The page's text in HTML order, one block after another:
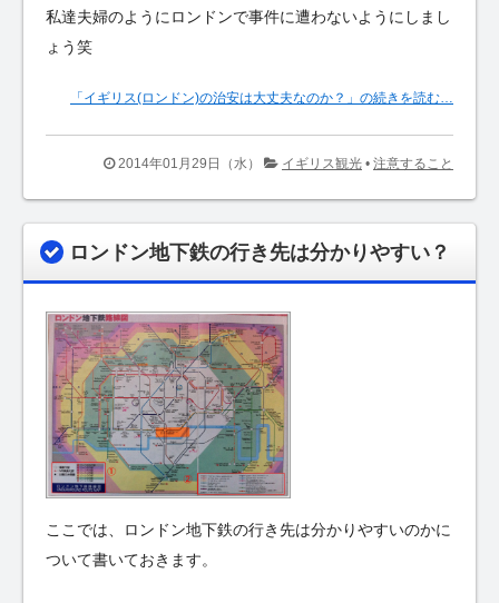
私達夫婦のようにロンドンで事件に遭わないようにしまし
ょう笑
「イギリス(ロンドン)の治安は大丈夫なのか？」の続きを読む…
2014年01月29日（水） イギリス観光 • 注意すること
ロンドン地下鉄の行き先は分かりやすい？
ここでは、ロンドン地下鉄の行き先は分かりやすいのかに
ついて書いておきます。